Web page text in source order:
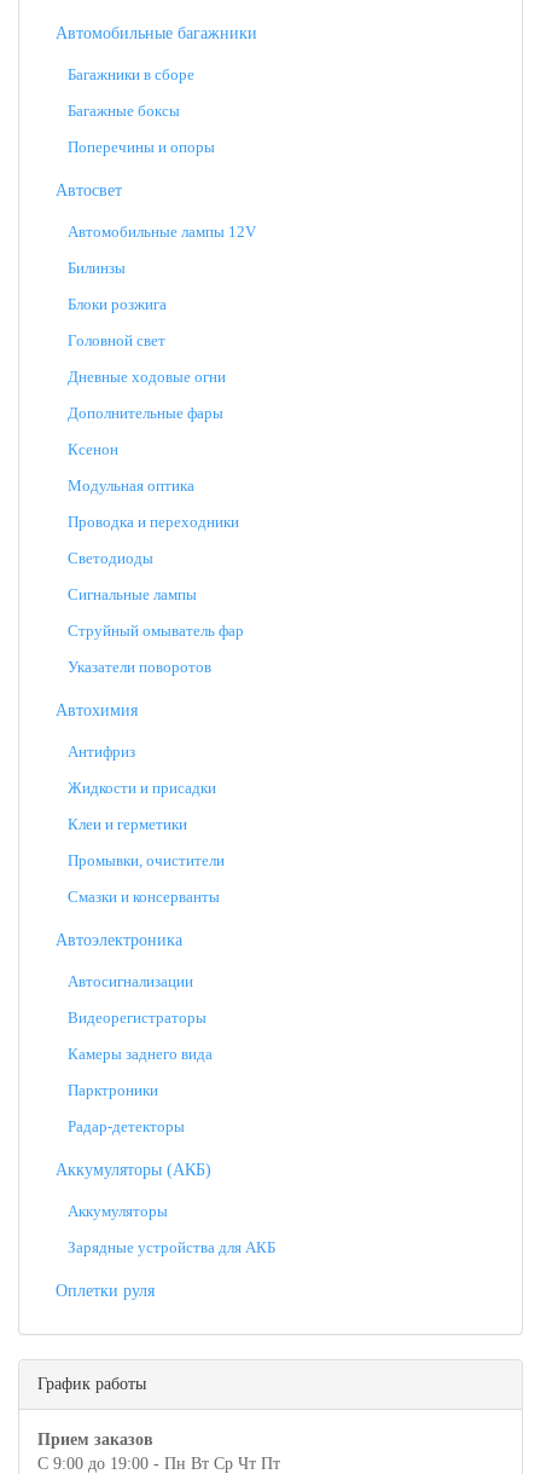
Автомобильные багажники
Багажники в сборе
Багажные боксы
Поперечины и опоры
Автосвет
Автомобильные лампы 12V
Билинзы
Блоки розжига
Головной свет
Дневные ходовые огни
Дополнительные фары
Ксенон
Модульная оптика
Проводка и переходники
Светодиоды
Сигнальные лампы
Струйный омыватель фар
Указатели поворотов
Автохимия
Антифриз
Жидкости и присадки
Клеи и герметики
Промывки, очистители
Смазки и консерванты
Автоэлектроника
Автосигнализации
Видеорегистраторы
Камеры заднего вида
Парктроники
Радар-детекторы
Аккумуляторы (АКБ)
Аккумуляторы
Зарядные устройства для АКБ
Оплетки руля
График работы
Прием заказов
С 9:00 до 19:00 - Пн Вт Ср Чт Пт